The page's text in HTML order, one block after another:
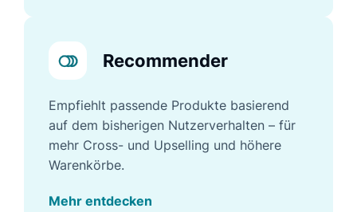
Recommender
Empfiehlt passende Produkte basierend
auf dem bisherigen Nutzerverhalten – für
mehr Cross- und Upselling und höhere
Warenkörbe.
Mehr entdecken